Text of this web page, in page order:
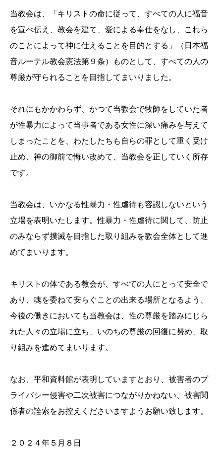
当教会は、「キリストの命に従って、すべての人に福音
を宣べ伝え、教会を建て、愛による奉仕をなし、これら
のことによって神に仕えることを目的とする」（日本福
音ルーテル教会憲法第９条）ものとして、すべての人の
尊厳が守られることを目指してまいりました。
それにもかかわらず、かつて当教会で牧師をしていた者
が性暴力によって当事者である女性に深い痛みを与えて
しまったことを、わたしたちも自らの罪として重く受け
止め、神の御前で悔い改めて、当教会を正していく所存
です。
当教会は、いかなる性暴力・性虐待も容認しないという
立場を表明いたします。性暴力・性虐待に関して、防止
のみならず撲滅を目指した取り組みを教会全体として進
めてまいります。
キリストの体である教会が、すべての人にとって安全で
あり、魂を委ねて安らぐことの出来る場所となるよう、
今後の働きにおいても当教会は、性の尊厳を踏みにじら
れた人々の立場に立ち、いのちの尊厳の回復に努め、取
り組みを進めてまいります。
なお、平和資料館が表明していますとおり、被害者のプ
ライバシー侵害や二次被害につながりかねない、被害関
係者の詮索をお控えくださいますようお願い致します。
２０２４年５月８日